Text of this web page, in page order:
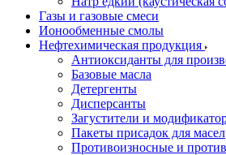
Газы и газовые смеси
Ионообменные смолы
Нефтехимическая продукция
Антиоксиданты для
Базовые масла
Детергенты
Дисперсанты
Загустители и
Пакеты присадок для масел
Противоизносные и